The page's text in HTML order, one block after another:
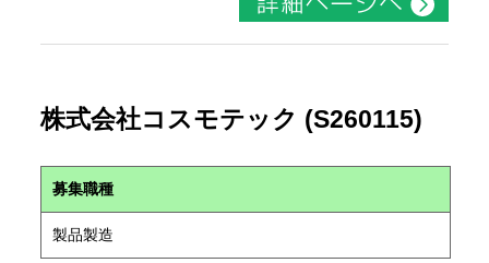
株式会社コスモテック (S260115)
募集職種
製品製造